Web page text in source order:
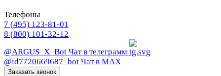
Телефоны
7 (495) 123-81-01
8 (800) 101-32-12
@ARGUS_X_Bot Чат в телеграмм
@id7720669687_bot Чат в МАХ
Заказать звонок